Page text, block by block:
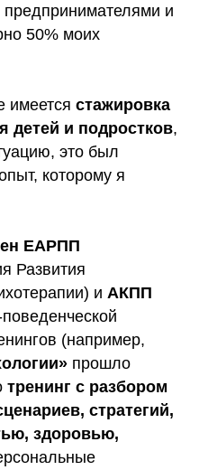
предпринимателями и
50% моих
имеется стажировка
детей и подростков,
это был
которому я
ЕАРПП
Развития
и АКПП
(например,
прошло
тренинг с разбором
стратегий,
здоровью,